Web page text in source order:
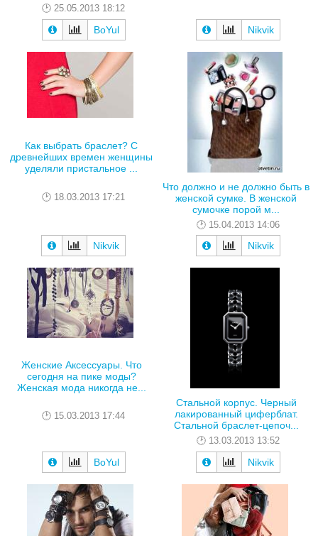
25.05.2013 18:12
BoYul Nikvik
Как выбрать браслет? С
древнейших времен женщины
уделяли пристальное ...
18.03.2013 17:21
Nikvik
Что должно и не должно быть в
женской сумке. В женской
сумочке порой м...
15.04.2013 14:06
Nikvik
Женские Аксессуары. Что
сегодня на пике моды?
Женская мода никогда не...
15.03.2013 17:44
BoYul
Стальной корпус. Черный
лакированный циферблат.
Стальной браслет-цепоч...
13.03.2013 13:52
Nikvik